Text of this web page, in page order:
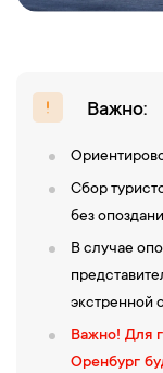
Важно:
Сбор
без
В случае
экстренной
Важно! Для
Оренбург